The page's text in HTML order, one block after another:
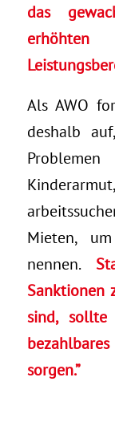
das
Als AWO
deshalb
Mieten,
nennen.
Sanktionen
sind,
sorgen.”